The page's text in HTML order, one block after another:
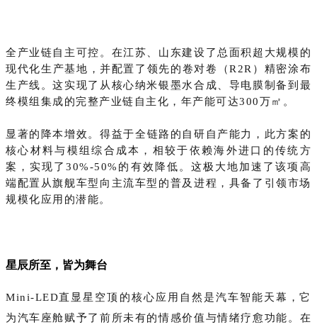
全产业链自主可控‌。在江苏、山东建设了总面积超‌大规模的
现代化生产基地，并配置了领先的卷对卷（R2R）精密涂布
生产线。这实现了从核心‌纳米银墨水合成‌、导电膜制备到最
终‌模组集成‌的完整产业链自主化，年产能可达‌300万㎡‌。
显著的降本增效‌。得益于全链路的自研自产能力，此方案的
核心材料与模组综合成本，相较于依赖海外进口的传统方
案，实现了30%-50%‌的有效降低。这极大地加速了该项高
端配置从旗舰车型向主流车型的普及进程，具备了引领市场
规模化应用的潜能。
星辰所至，皆为舞台
‌Mini-LED直显星空顶‌的核心应用自然是汽车智能天幕，它
为汽车座舱赋予了前所未有的‌情感价值与情绪疗愈功能‌。在